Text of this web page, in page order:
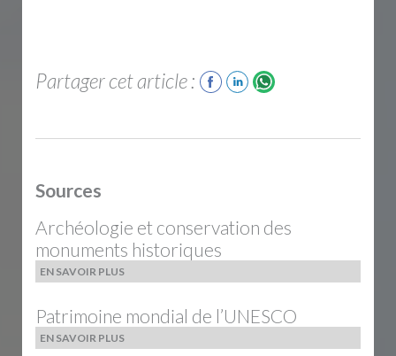
Partager cet article :
Sources
Archéologie et conservation des
monuments historiques
EN SAVOIR PLUS
Patrimoine mondial de l’UNESCO
EN SAVOIR PLUS